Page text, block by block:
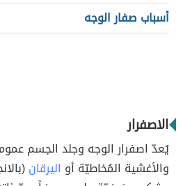
أسباب صفار الوجه
الاصفرار
يُعدّ اصفرار الوجه وجلد الجسم
والأغشية المُخاطيّة أو اليرقان